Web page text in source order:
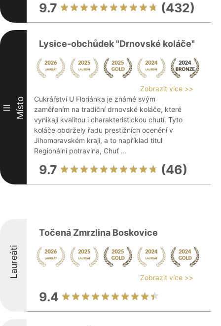
9.7 (432)
III Místo
Lysice-obchůdek "Drnovské koláče"
Zobrazit více >>
Cukrářství U Floriánka je známé svým
zaměřením na tradiční drnovské koláče, které
vynikají kvalitou i charakteristickou chutí. Tyto
koláče obdržely řadu prestižních ocenění v
Jihomoravském kraji, a to například titul
Regionální potravina, Chuť ...
9.7 (46)
Laureáti
Točená Zmrzlina Boskovice
Zobrazit více >>
9.4